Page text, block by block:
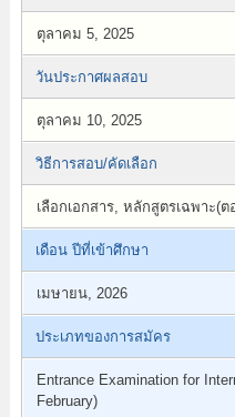
ตุลาคม 5, 2025
วันประกาศผลสอบ
ตุลาคม 10, 2025
วิธีการสอบ/คัดเลือก
เลือกเอกสาร, หลักสูตรเฉพาะ(
เดือน ปีที่เข้าศึกษา
เมษายน, 2026
ประเภทของการสมัคร
Entrance Examination for
February)